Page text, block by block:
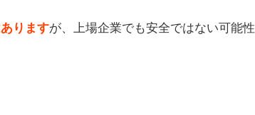
りますが、上場企業でも安全ではない可能性